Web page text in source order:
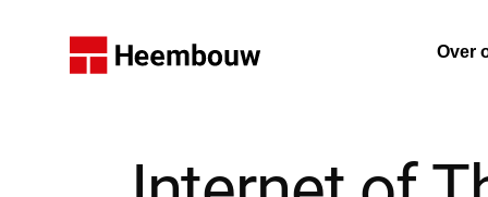
Home Over